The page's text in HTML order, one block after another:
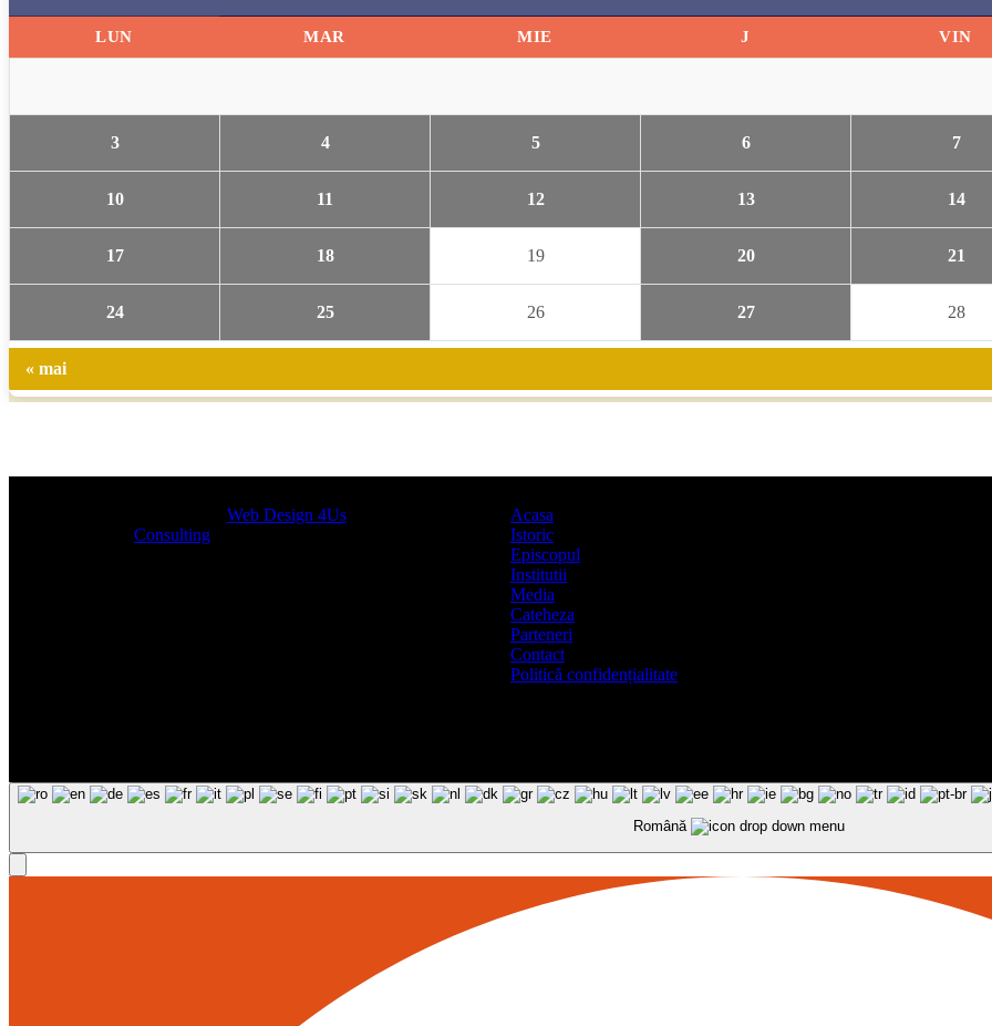
LUN MAR MIE J VIN
3 4 5 6 7
10 11 12 13 14
17 18 19 20 21
24 25 26 27 28
« mai
Web Design 4Us
Consulting|
Acasa
Istoric
Episcopul
Institutii
Media
Cateheza
Parteneri
Contact
Politică confidențialitate
Română